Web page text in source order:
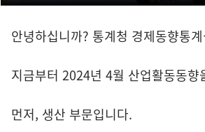
안녕하십니까? 통계청 경제동향통
지금부터 2024년 4월 산업활동동향
먼저, 생산 부문입니다.